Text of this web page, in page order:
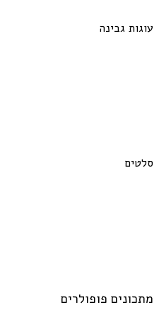
עוגות גבינה
סלטים
מתכונים פופולרים